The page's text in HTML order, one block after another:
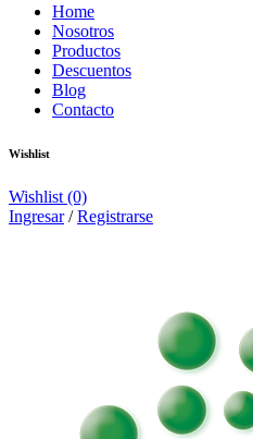
Home
Nosotros
Productos
Descuentos
Blog
Contacto
Wishlist
Wishlist (0)
Ingresar/Registrarse